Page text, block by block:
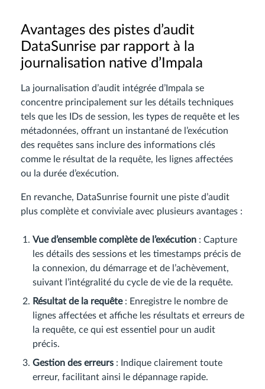
Avantages des pistes d’audit
DataSunrise par rapport à la
journalisation native d’Impala
La journalisation d’audit intégrée d’Impala se
concentre principalement sur les détails techniques
tels que les IDs de session, les types de requête et les
métadonnées, offrant un instantané de l’exécution
des requêtes sans inclure des informations clés
comme le résultat de la requête, les lignes affectées
ou la durée d’exécution.
En revanche, DataSunrise fournit une piste d’audit
plus complète et conviviale avec plusieurs avantages :
Vue d’ensemble complète de l’exécution : Capture
les détails des sessions et les timestamps précis de
la connexion, du démarrage et de l’achèvement,
suivant l’intégralité du cycle de vie de la requête.
Résultat de la requête: Enregistre le nombre de
lignes affectées et affiche les résultats et erreurs de
la requête, ce qui est essentiel pour un audit
précis.
Gestion des erreurs : Indique clairement toute
erreur, facilitant ainsi le dépannage rapide.